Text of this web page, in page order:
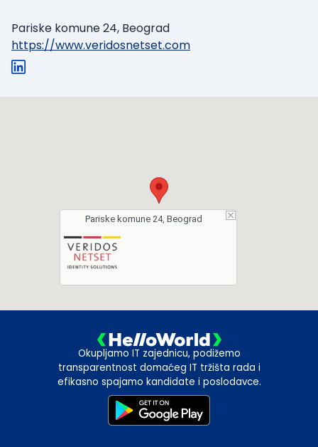
Pariske komune 24, Beograd
https://www.veridosnetset.com
Pariske komune 24, Beograd
Okupljamo IT zajednicu, podižemo
transparentnost domaćeg IT tržišta rada i
efikasno spajamo kandidate i poslodavce.